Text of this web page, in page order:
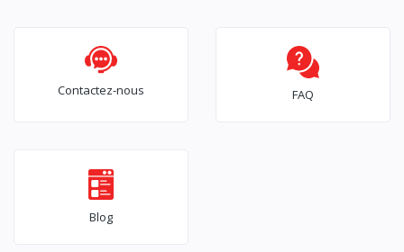
Contactez-nous FAQ
Blog